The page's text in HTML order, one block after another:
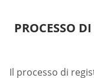
PROCESSO
Il processo di